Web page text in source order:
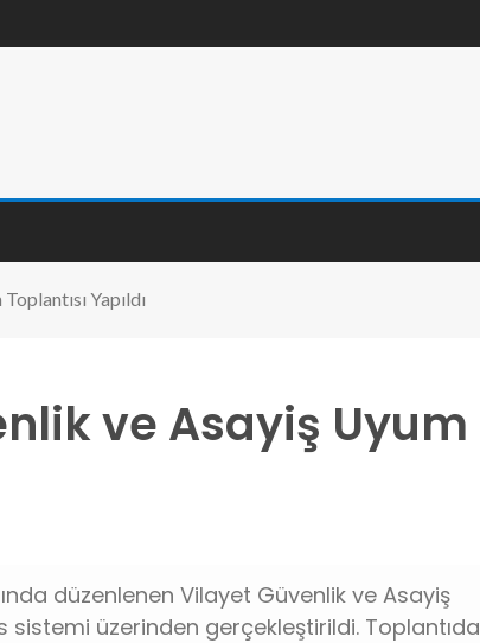
Yapıldı
ve Asayiş Uyum
düzenlenen Vilayet Güvenlik ve Asayiş
sistemi üzerinden gerçekleştirildi. Toplantıda